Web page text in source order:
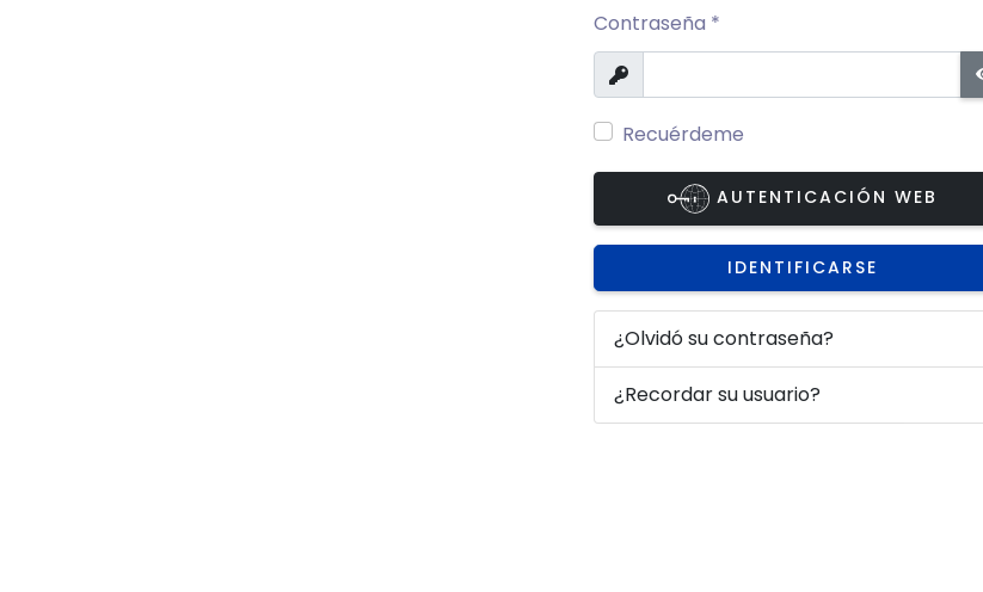
Contraseña *
Mostrar
Recuérdeme
AUTENTICACIÓN WEB
IDENTIFICARSE
¿Olvidó su contraseña?
¿Recordar su usuario?